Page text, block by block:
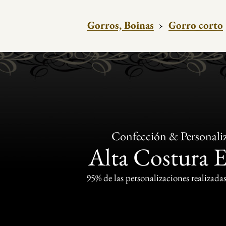
Gorros, Boinas › Gorro corto
Confección &
Alta Costura
95% de las personalizaciones